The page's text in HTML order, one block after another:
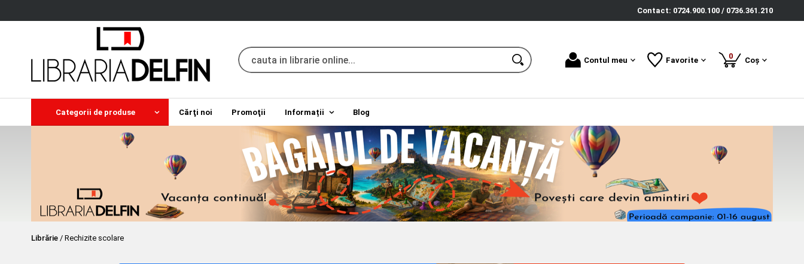
Contact: 0724.900.100 / 0736.361.210
Contul meu Favorite 0produse
Coș
Categorii de produse Cărţi noi Promoţii Informații Blog
Librărie / Rechizite scolare